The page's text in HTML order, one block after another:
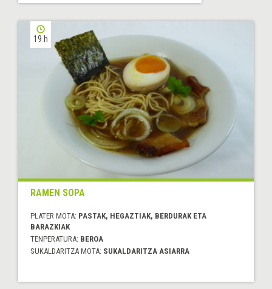
19 h
RAMEN SOPA
PLATER MOTA: PASTAK, HEGAZTIAK, BERDURAK ETA
BARAZKIAK
TENPERATURA: BEROA
SUKALDARITZA MOTA: SUKALDARITZA ASIARRA